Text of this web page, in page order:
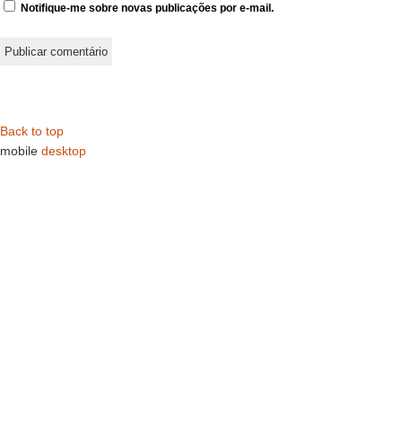
Notifique-me sobre novas publicações por e-mail.
Back to top
mobile desktop